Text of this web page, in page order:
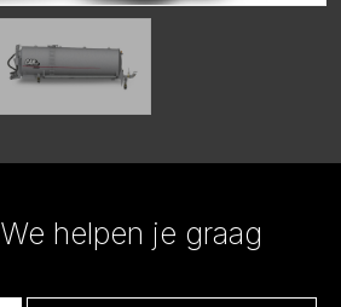
We helpen je graag